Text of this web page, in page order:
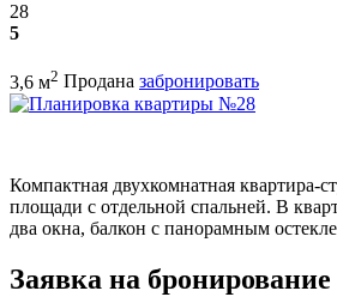
28
5
3,6 м2 Продана забронировать
Компактная двухкомнатная квартира-
площади с отдельной спальней. В
два окна, балкон с панорамным
Заявка на бронирование